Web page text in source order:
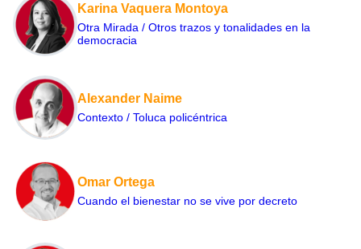
Karina Vaquera Montoya
Otra Mirada / Otros trazos y tonalidades en la
democracia
Alexander Naime
Contexto / Toluca policéntrica
Omar Ortega
Cuando el bienestar no se vive por decreto